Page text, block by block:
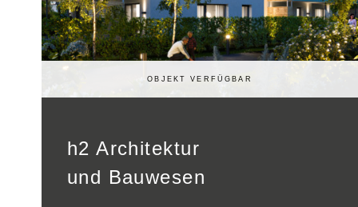
OBJEKT VERFÜGBAR
h2 Architektur
und Bauwesen